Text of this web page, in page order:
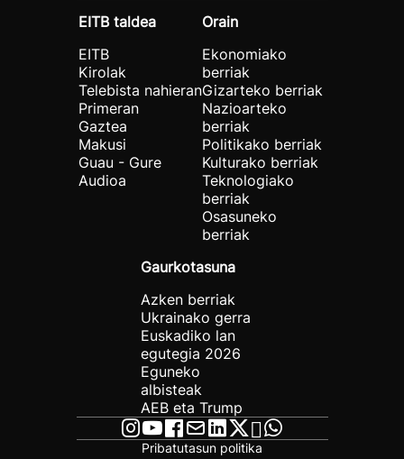
EITB taldea
EITB
Kirolak
Telebista nahieran
Primeran
Gaztea
Makusi
Guau - Gure
Audioa
Orain
Ekonomiako
berriak
Gizarteko berriak
Nazioarteko
berriak
Politikako berriak
Kulturako berriak
Teknologiako
berriak
Osasuneko
berriak
Gaurkotasuna
Azken berriak
Ukrainako gerra
Euskadiko lan
egutegia 2026
Eguneko
albisteak
AEB eta Trump
Pribatutasun politika